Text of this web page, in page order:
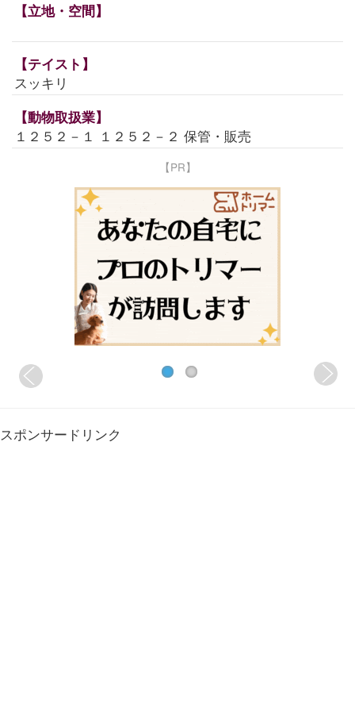
【立地・空間】
【テイスト】
スッキリ
【動物取扱業】
１２５２－１ １２５２－２ 保管・販売
【PR】
スポンサードリンク